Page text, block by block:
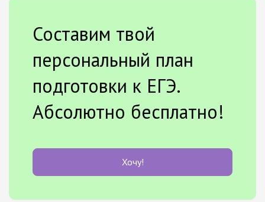
Составим твой
персональный план
подготовки к ЕГЭ.
Абсолютно бесплатно!
Хочу!